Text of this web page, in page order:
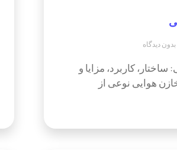
بدون دیدگاه
کاربرد، مزایا و
هوایی نوعی از